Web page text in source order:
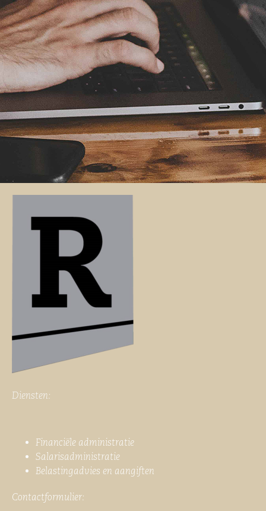
Diensten:
Financiële administratie
Salarisadministratie
Belastingadvies en aangiften
Contactformulier: